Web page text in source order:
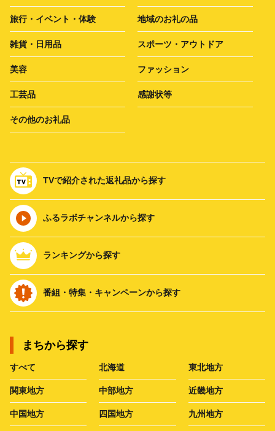
旅行・イベント・体験 地域のお礼の品
雑貨・日用品 スポーツ・アウトドア
美容 ファッション
工芸品 感謝状等
その他のお礼品
TVで紹介された返礼品から探す
ふるラボチャンネルから探す
ランキングから探す
番組・特集・キャンペーンから探す
まちから探す
すべて 北海道 東北地方
関東地方 中部地方 近畿地方
中国地方 四国地方 九州地方